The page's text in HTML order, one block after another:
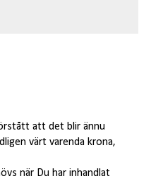
att det blir ännu
värt varenda krona,
när Du har inhandlat